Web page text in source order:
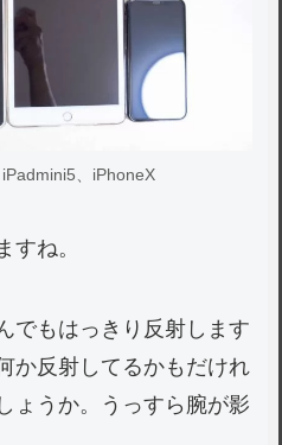
、iPhoneX
すね。
でもはっきり反射します
か反射してるかもだけれ
ょうか。うっすら腕が影